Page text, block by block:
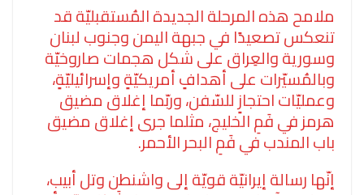
ملامح هذه المرحلة الجديدة المُستقبليّة قد
تنعكس تصعيدًا في جبهة اليمن وجنوب لبنان
وسورية والعِراق على شكل هجمات صاروخيّة
وبالمُسيّرات على أهدافٍ أمريكيّةٍ وإسرائيليّةٍ،
وعمليّات احتجازٍ للسّفن، وربّما إغلاق مضيق
هرمز في فَمِ الخليج، مثلما جرى إغلاق مضيق
باب المندب في فَمِ البحر الأحمر.
إنّها رسالة إيرانيّة قويّة إلى واشنطن وتل أبيب،